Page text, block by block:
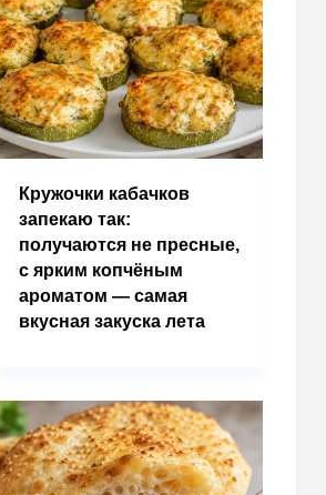
Кружочки кабачков
запекаю так:
получаются не пресные,
с ярким копчёным
ароматом — самая
вкусная закуска лета